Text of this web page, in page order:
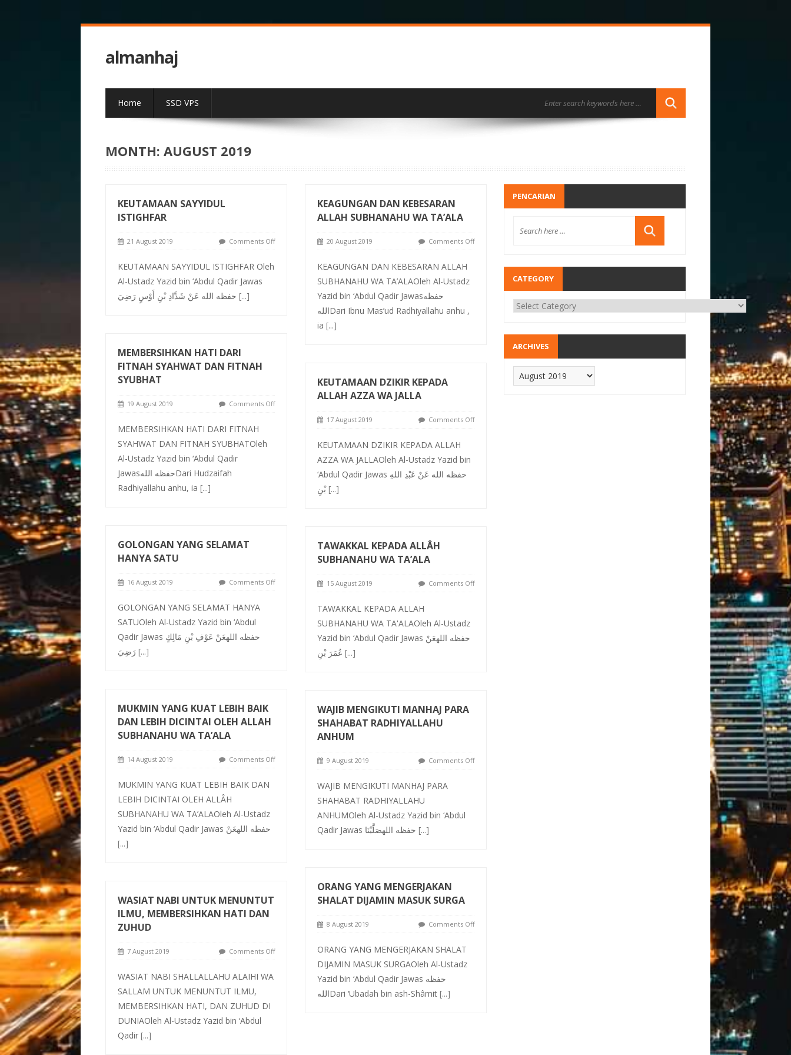
almanhaj
Home SSD VPS
MONTH: AUGUST 2019
KEUTAMAAN SAYYIDUL
ISTIGHFAR
21 August 2019 Comments Off
KEUTAMAAN SAYYIDUL ISTIGHFAR Oleh
Al-Ustadz Yazid bin ‘Abdul Qadir Jawas
[...]
KEAGUNGAN DAN KEBESARAN
ALLAH SUBHANAHU WA TA’ALA
20 August 2019 Comments Off
KEAGUNGAN DAN KEBESARAN ALLAH
SUBHANAHU WA TA’ALAOleh Al-Ustadz
Yazid bin ‘Abdul Qadir Jawasحفظه
اللهDari Ibnu Mas’ud Radhiyallahu anhu ,
ia [...]
MEMBERSIHKAN HATI DARI
FITNAH SYAHWAT DAN FITNAH
SYUBHAT
19 August 2019 Comments Off
MEMBERSIHKAN HATI DARI FITNAH
SYAHWAT DAN FITNAH SYUBHATOleh
Al-Ustadz Yazid bin ‘Abdul Qadir
Jawasحفظه اللهDari Hudzaifah
Radhiyallahu anhu, ia [...]
KEUTAMAAN DZIKIR KEPADA
ALLAH AZZA WA JALLA
17 August 2019 Comments Off
KEUTAMAAN DZIKIR KEPADA ALLAH
AZZA WA JALLAOleh Al-Ustadz Yazid bin
‘Abdul Qadir Jawas حفظه الله عَنْ عَبْدِ اللهِ
بْنِ[...]
GOLONGAN YANG SELAMAT
HANYA SATU
16 August 2019 Comments Off
GOLONGAN YANG SELAMAT HANYA
SATUOleh Al-Ustadz Yazid bin ‘Abdul
Qadir Jawas حفظه اللهعَنْ عَوْفِ بْنِ مَالِكٍ
رَضِيَ [...]
TAWAKKAL KEPADA ALLÂH
SUBHANAHU WA TA’ALA
15 August 2019 Comments Off
TAWAKKAL KEPADA ALLAH
SUBHANAHU WA TA'ALAOleh Al-Ustadz
Yazid bin ‘Abdul Qadir Jawas حفظه اللهعَنْ
[...]
MUKMIN YANG KUAT LEBIH BAIK
DAN LEBIH DICINTAI OLEH ALLAH
SUBHANAHU WA TA’ALA
14 August 2019 Comments Off
MUKMIN YANG KUAT LEBIH BAIK DAN
LEBIH DICINTAI OLEH ALLÂH
SUBHANAHU WA TA’ALAOleh Al-Ustadz
Yazid bin ‘Abdul Qadir Jawas حفظه اللهعَنْ
[...]
WAJIB MENGIKUTI MANHAJ PARA
SHAHABAT RADHIYALLAHU
ANHUM
9 August 2019 Comments Off
WAJIB MENGIKUTI MANHAJ PARA
SHAHABAT RADHIYALLAHU
ANHUMOleh Al-Ustadz Yazid bin ‘Abdul
[...]
ORANG YANG MENGERJAKAN
SHALAT DIJAMIN MASUK SURGA
8 August 2019 Comments Off
ORANG YANG MENGERJAKAN SHALAT
DIJAMIN MASUK SURGAOleh Al-Ustadz
Yazid bin ‘Abdul Qadir Jawas حفظه
اللهDari ‘Ubadah bin ash-Shâmit [...]
WASIAT NABI UNTUK MENUNTUT
ILMU, MEMBERSIHKAN HATI DAN
ZUHUD
7 August 2019 Comments Off
WASIAT NABI SHALLALLAHU ALAIHI WA
SALLAM UNTUK MENUNTUT ILMU,
MEMBERSIHKAN HATI, DAN ZUHUD DI
DUNIAOleh Al-Ustadz Yazid bin ‘Abdul
Qadir [...]
PENCARIAN
CATEGORY
ARCHIVES